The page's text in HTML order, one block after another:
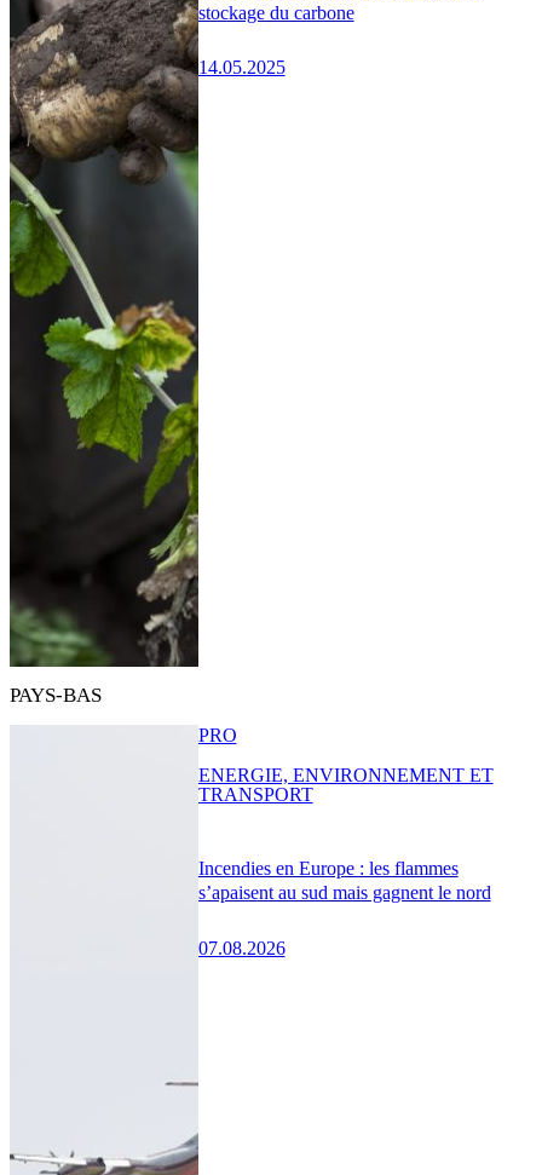
stockage du carbone
14.05.2025
PAYS-BAS
Incendies en Europe : les flammes
s’apaisent au sud mais gagnent le nord
07.08.2026
PRO
ENERGIE, ENVIRONNEMENT ET
TRANSPORT